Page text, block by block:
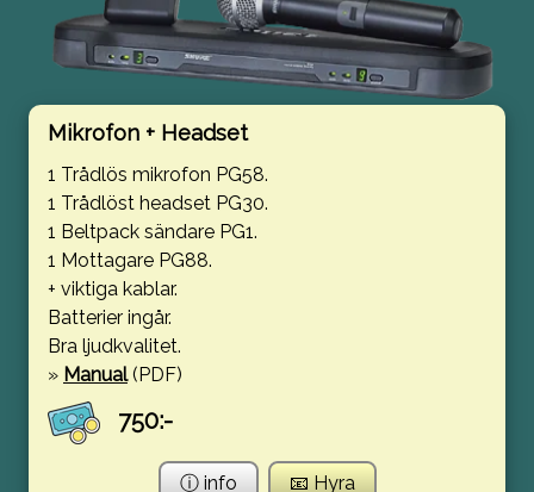
Mikrofon + Headset
1 Trådlös mikrofon PG58.
1 Trådlöst headset PG30.
1 Beltpack sändare PG1.
1 Mottagare PG88.
+ viktiga kablar.
Batterier ingår.
Bra ljudkvalitet.
» Manual(PDF)
750:-
ⓘ info 📧 Hyra